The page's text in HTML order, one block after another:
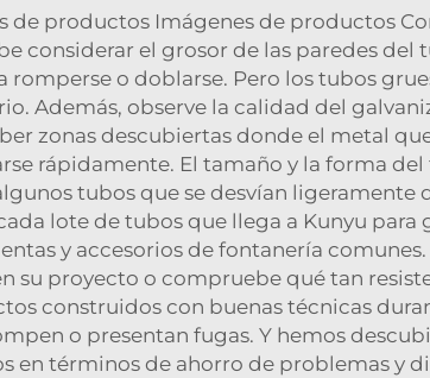
de productos Imágenes de productos
considerar el grosor de las paredes
romperse o doblarse. Pero los tubos
Además, observe la calidad del
zonas descubiertas donde el metal
rápidamente. El tamaño y la forma
tubos que se desvían
lote de tubos que llega a Kunyu
y accesorios de fontanería
su proyecto o compruebe qué tan
construidos con buenas técnicas
o presentan fugas. Y hemos
en términos de ahorro de problemas y